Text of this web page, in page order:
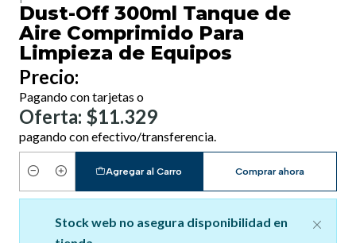
Dust-Off 300ml Tanque de
Aire Comprimido Para
Limpieza de Equipos
Precio:
Pagando con tarjetas o
Oferta: $11.329
pagando con efectivo/transferencia.
Cantidad
Agregar al Carro Comprar ahora
Stock web no asegura disponibilidad en